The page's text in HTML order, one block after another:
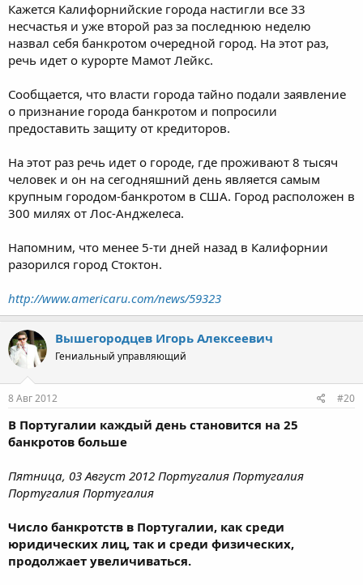
Кажется Калифорнийские города настигли все 33
несчастья и уже второй раз за последнюю неделю
назвал себя банкротом очередной город. На этот раз,
речь идет о курорте Мамот Лейкс.
Сообщается, что власти города тайно подали заявление
о признание города банкротом и попросили
предоставить защиту от кредиторов.
На этот раз речь идет о городе, где проживают 8 тысяч
человек и он на сегодняшний день является самым
крупным городом-банкротом в США. Город расположен в
300 милях от Лос-Анджелеса.
Напомним, что менее 5-ти дней назад в Калифорнии
разорился город Стоктон.
http://www.americaru.com/news/59323
Вышегородцев Игорь Алексеевич
Гениальный управляющий
8 Авг 2012 #20
В Португалии каждый день становится на 25
банкротов больше
Пятница, 03 Август 2012 Португалия Португалия
Португалия Португалия
Число банкротств в Португалии, как среди
юридических лиц, так и среди физических,
продолжает увеличиваться.